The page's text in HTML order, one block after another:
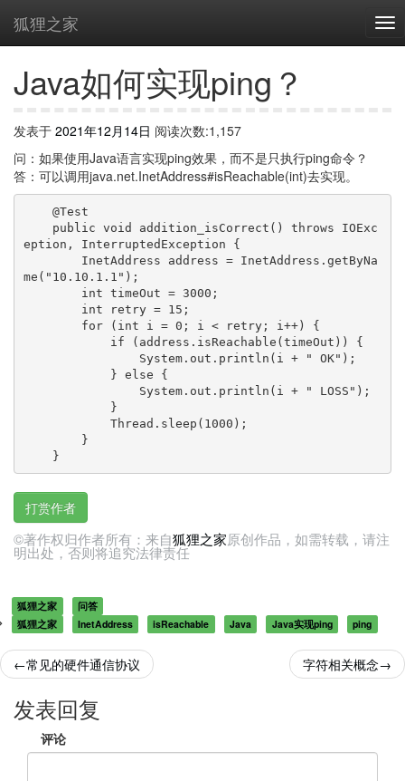
狐狸之家
Java如何实现ping？
发表于 2021年12月14日 阅读次数:1,157
问：如果使用Java语言实现ping效果，而不是只执行ping命令？
答：可以调用java.net.InetAddress#isReachable(int)去实现。
eption, InterruptedException {
me("10.10.1.1");
    }
打赏作者
©著作权归作者所有：来自狐狸之家原创作品，如需转载，请注
明出处，否则将追究法律责任
狐狸之家
问答
狐狸之家
InetAddress isReachable Java Java实现ping ping
←常见的硬件通信协议 字符相关概念→
发表回复
评论